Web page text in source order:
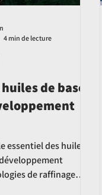
de base
essentiel des huiles
de raffinage
4 min de lecture